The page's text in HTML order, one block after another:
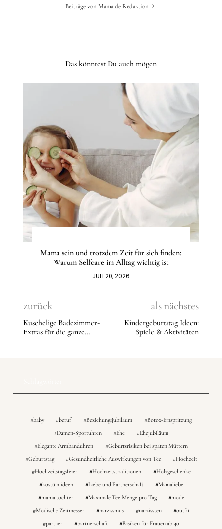
Beiträge von Mama.de Redaktion
Das könntest Du auch mögen
Mama sein und trotzdem Zeit für sich finden:
Warum Selfcare im Alltag wichtig ist
JULI 20, 2026
zurück
Kuschelige Badezimmer-
Extras für die ganze
als nächstes
Kindergeburtstag Ideen:
Spiele & Aktivitäten
baby beruf Beziehungsjubiläum
Botox-Einspritzung
Damen-Sportuhren
Ehe
Ehejubiläum
Elegante Armbanduhren
Geburtsrisiken bei späten Müttern
Geburtstag
Gesundheitliche Auswirkungen von Tee
Hochzeit
Hochzeitstagsfeier
Hochzeitstraditionen
Holzgeschenke
kostüm ideen
Liebe und Partnerschaft
Mamaliebe
mama tochter
Maximale Tee Menge pro Tag
mode
Modische Zeitmesser
narzissmus narzissten
outfit
partner
partnerschaft Risiken für Frauen ab 40